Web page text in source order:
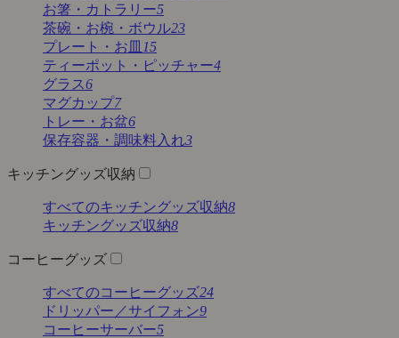
お箸・カトラリー5
茶碗・お椀・ボウル23
プレート・お皿 15
ティーポット・ピッチャー4
グラス6
マグカップ7
トレー・お盆6
保存容器・調味料入れ3
キッチングッズ収納
すべてのキッチングッズ収納8
キッチングッズ収納8
コーヒーグッズ
すべてのコーヒーグッズ24
ドリッパー／サイフォン9
コーヒーサーバー5